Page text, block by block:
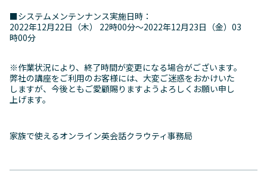
■システムメンテンナンス実施日時：
2022年12月22日（木） 22時00分～2022年12月23日（金）03
時00分
※作業状況により、終了時間が変更になる場合がございます。
弊社の講座をご利用のお客様には、大変ご迷惑をおかけいた
しますが、今後ともご愛顧賜りますようよろしくお願い申し
上げます。
家族で使えるオンライン英会話クラウティ事務局